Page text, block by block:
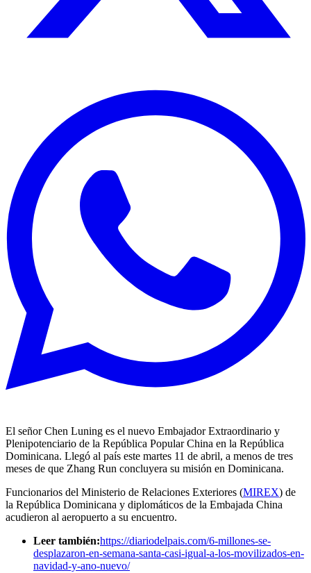
El señor Chen Luning es el nuevo Embajador Extraordinario y
Plenipotenciario de la República Popular China en la República
Dominicana. Llegó al país este martes 11 de abril, a menos de tres
meses de que Zhang Run concluyera su misión en Dominicana.
Funcionarios del Ministerio de Relaciones Exteriores (MIREX) de
la República Dominicana y diplomáticos de la Embajada China
acudieron al aeropuerto a su encuentro.
Leer también:https://diariodelpais.com/6-millones-se-
desplazaron-en-semana-santa-casi-igual-a-los-movilizados-en-
navidad-y-ano-nuevo/